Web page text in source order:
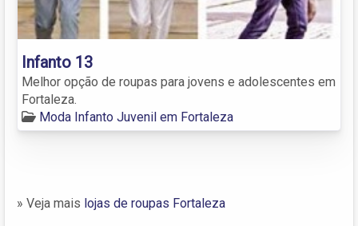
Infanto 13
Melhor opção de roupas para jovens e adolescentes em
Fortaleza.
Moda Infanto Juvenil em Fortaleza
» Veja mais lojas de roupas Fortaleza